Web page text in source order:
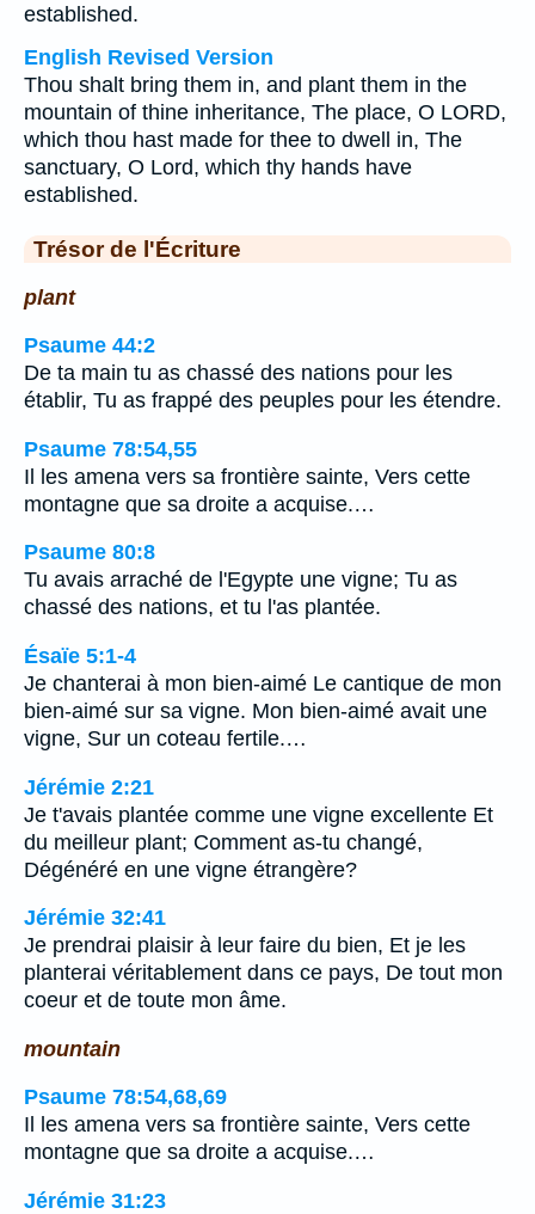
established.
English Revised Version
Thou shalt bring them in, and plant them in the
mountain of thine inheritance, The place, O LORD,
which thou hast made for thee to dwell in, The
sanctuary, O Lord, which thy hands have
established.
Trésor de l'Écriture
plant
Psaume 44:2
De ta main tu as chassé des nations pour les
établir, Tu as frappé des peuples pour les étendre.
Psaume 78:54,55
Il les amena vers sa frontière sainte, Vers cette
montagne que sa droite a acquise.…
Psaume 80:8
Tu avais arraché de l'Egypte une vigne; Tu as
chassé des nations, et tu l'as plantée.
Ésaïe 5:1-4
Je chanterai à mon bien-aimé Le cantique de mon
bien-aimé sur sa vigne. Mon bien-aimé avait une
vigne, Sur un coteau fertile.…
Jérémie 2:21
Je t'avais plantée comme une vigne excellente Et
du meilleur plant; Comment as-tu changé,
Dégénéré en une vigne étrangère?
Jérémie 32:41
Je prendrai plaisir à leur faire du bien, Et je les
planterai véritablement dans ce pays, De tout mon
coeur et de toute mon âme.
mountain
Psaume 78:54,68,69
Il les amena vers sa frontière sainte, Vers cette
montagne que sa droite a acquise.…
Jérémie 31:23